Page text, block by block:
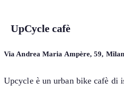
UpCycle cafè
Via Andrea Maria Ampère, 59,
Upcycle è un urban bike cafè di